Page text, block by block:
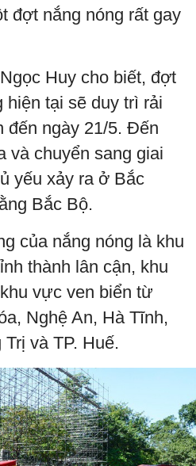
đợt nắng nóng rất gay
Huy cho biết, đợt
hiện tại sẽ duy trì rải
đến ngày 21/5. Đến
và chuyển sang giai
yếu xảy ra ở Bắc
Bắc Bộ.
của nắng nóng là khu
thành lân cận, khu
vực ven biển từ
Nghệ An, Hà Tĩnh,
và TP. Huế.